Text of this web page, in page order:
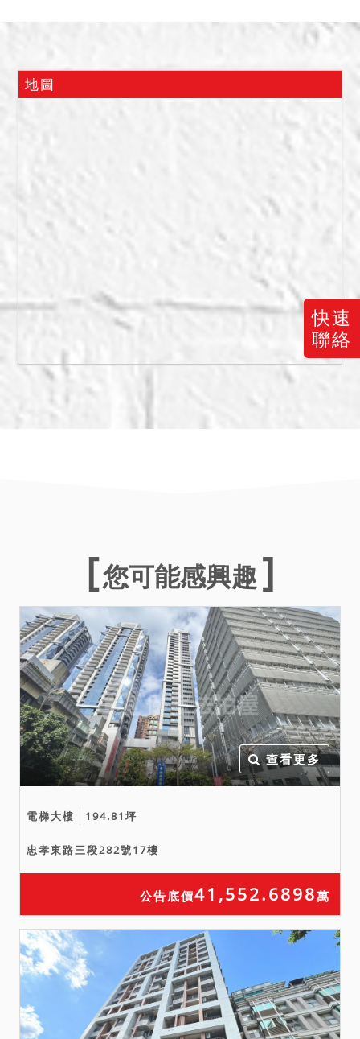
快速
聯絡
機關查詢有無海砂屋、地震
殊情事，經臺北市政府消防
第1143015890號函覆，該
火並延燒至4樓，造成系爭建
物部分受損，無人員傷亡；
經臺北市政府警察局大安分
局114年8月25日北市警安分
刑字第1143020372號函
覆，經查最近3年本分局未接
件；經臺北市建築管理工程
處114年8月25日北市都建使
非該處列管之海砂屋或震損
瑕疵無擔保請求權，請應買
人自行查明，不得於拍定後
主張。
三、本件係變價分割共有物
案件，故依民法第830條準
用第824條第7項規定，除買
受人為共有人外，共有人有
優先承買權，有二人以上優
先承買者以抽籤定之。
備註
賣，請投標人分別出價。
二、拍賣最低價額合計新台
最高者得標。
三、保證金新台幣：
2,800,000元。
地圖
您可能感興趣
查看更多
電梯大樓 194.81坪
忠孝東路三段282號17樓
公告底價41,552.6898萬